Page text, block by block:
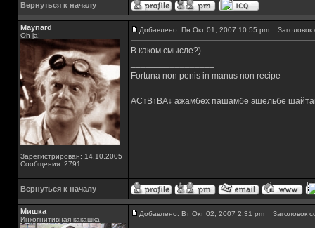
Вернуться к началу
Maynard
Oh ja!
Зарегистрирован: 14.10.2005
Сообщения: 2791
Добавлено: Пн Окт 01, 2007 10:55 pm Заголовок
В каком смысле?)
Fortuna non penis in manus non recipe
AC↑B↑BA↓ ажамбех пашамбе эшельбе
Вернуться к началу
Мишка
Инкогнитивная какашка
Добавлено: Вт Окт 02, 2007 2:31 pm Заголовок